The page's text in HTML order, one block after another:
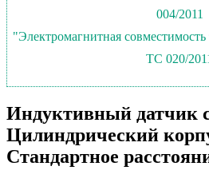
004/2011
"Электромагнитная
ТС 020/
Индуктивный датчик
Цилиндрический
Стандартное